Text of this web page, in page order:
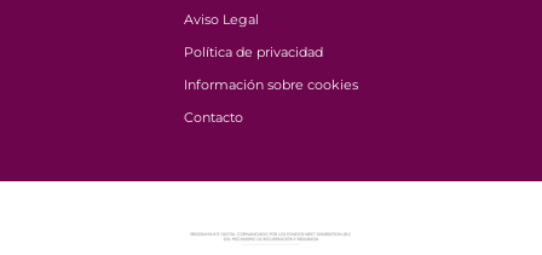
Aviso Legal
Política de privacidad
Información sobre cookies
Contacto